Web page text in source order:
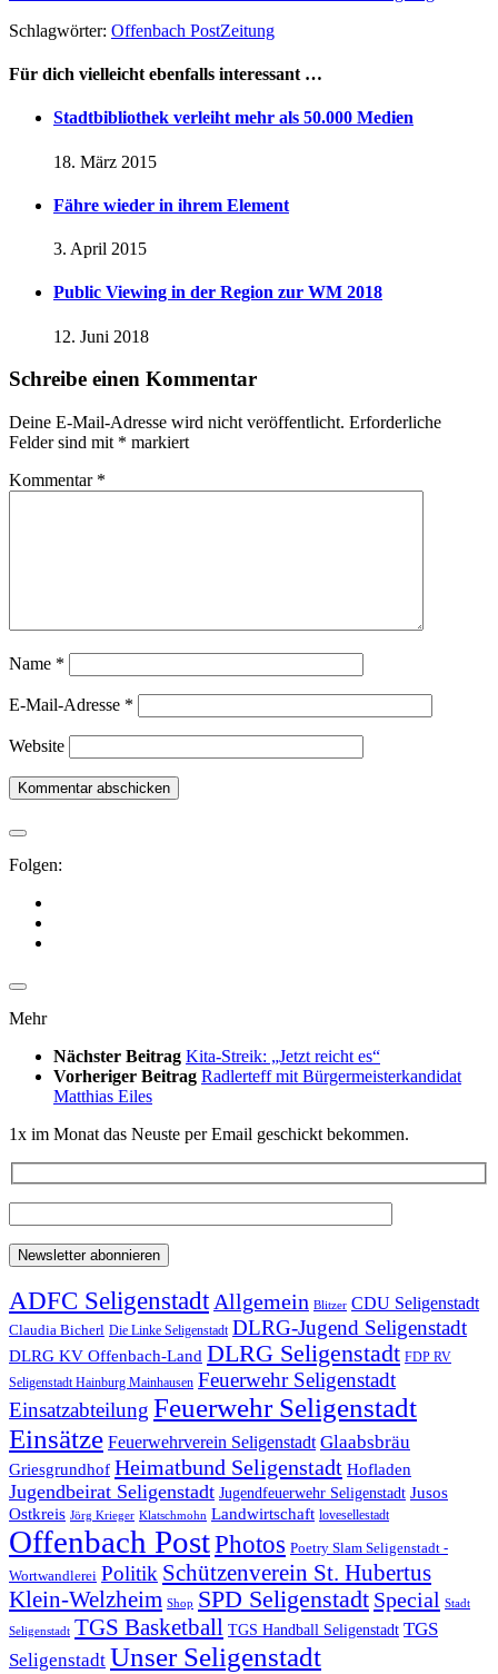
Schlagwörter: Offenbach PostZeitung
Für dich vielleicht ebenfalls interessant …
Stadtbibliothek verleiht mehr als 50.000 Medien
18. März 2015
Fähre wieder in ihrem Element
3. April 2015
Public Viewing in der Region zur WM 2018
12. Juni 2018
Schreibe einen Kommentar
Deine E-Mail-Adresse wird nicht veröffentlicht. Erforderliche
Felder sind mit * markiert
Kommentar *
Name *
E-Mail-Adresse *
Website
Folgen:
Mehr
Nächster Beitrag Kita-Streik: „Jetzt reicht es“
Vorheriger Beitrag Radlerteff mit Bürgermeisterkandidat
Matthias Eiles
1x im Monat das Neuste per Email geschickt bekommen.
ADFC SeligenstadtAllgemein Blitzer CDU Seligenstadt
Claudia Bicherl Die Linke Seligenstadt DLRG-Jugend Seligenstadt
DLRG KV Offenbach-Land DLRG Seligenstadt FDP RV
Seligenstadt Hainburg Mainhausen Feuerwehr Seligenstadt
Einsatzabteilung Feuerwehr Seligenstadt
Einsätze Feuerwehrverein Seligenstadt Glaabsbräu
Griesgrundhof Heimatbund Seligenstadt Hofladen
Jugendbeirat Seligenstadt Jugendfeuerwehr Seligenstadt Jusos
Ostkreis Jörg Krieger Klatschmohn Landwirtschaft lovesellestadt
Offenbach PostPhotos Poetry Slam Seligenstadt -
Wortwandlerei Politik Schützenverein St. Hubertus
Klein-Welzheim Shop SPD Seligenstadt Special Stadt
Seligenstadt TGS Basketball TGS Handball Seligenstadt TGS
Seligenstadt Unser Seligenstadt